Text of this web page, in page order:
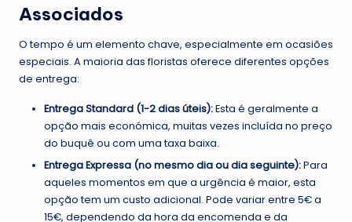
Associados
O tempo é um elemento chave, especialmente em ocasiões
especiais. A maioria das floristas oferece diferentes opções
de entrega:
Entrega Standard (1-2 dias úteis):Esta é geralmente a
opção mais económica, muitas vezes incluída no preço
do buquê ou com uma taxa baixa.
Entrega Expressa (no mesmo dia ou dia seguinte):Para
aqueles momentos em que a urgência é maior, esta
opção tem um custo adicional. Pode variar entre 5€ a
15€, dependendo da hora da encomenda e da